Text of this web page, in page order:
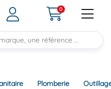
0
Plomberie